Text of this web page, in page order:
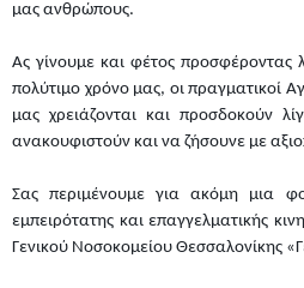
μας ανθρώπους.
Ας γίνουμε και φέτος προσφέροντας
πολύτιμο χρόνο μας, οι πραγματικοί
μας χρειάζονται και προσδοκούν
ανακουφιστούν και να ζήσουνε με
Σας περιμένουμε για ακόμη μια
εμπειρότατης και επαγγελματικής
Γενικού Νοσοκομείου Θεσσαλονίκης